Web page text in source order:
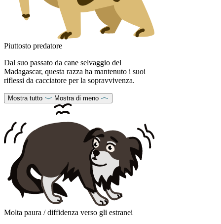
Piuttosto predatore
Dal suo passato da cane selvaggio del
Madagascar, questa razza ha mantenuto i suoi
riflessi da cacciatore per la sopravvivenza.
Mostra tutto Mostra di meno
Molta paura / diffidenza verso gli estranei